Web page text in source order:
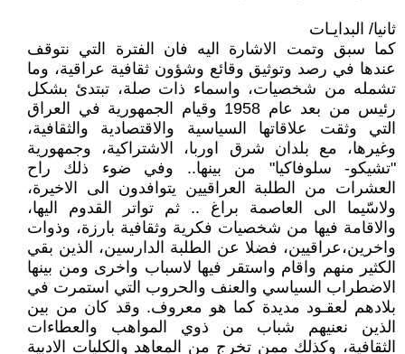
ثانيا/ البدايـات
كما سبق وتمت الاشارة اليه فان الفترة التي نتوقف
عندها في رصد وتوثيق وقائع وشؤون ثقافية عراقية، وما
تشمله من شخصيات، واسماء ذات صلة، تبتدئ بشكل
رئيس من بعد عام 1958 وقيام الجمهورية في العراق
التي وثقت علاقاتها السياسية والاقتصادية والثقافية،
وغيرها، مع بلدان شرق اوربا، الاشتراكية، وجمهورية
"تشيكو- سلوفاكيا" من بينها.. وفي ضوء ذلك راح
العشرات من الطلبة العراقيين يتوافدون الى الاخيرة،
ولاسّيما الى العاصمة براغ .. ثم تواتر القدوم اليها،
والاقامة فيها من شخصيات فكرية وثقافية بارزة، وذوات
واخرين،عراقيين، فضلا عن الطلبة الدارسين، الذين بقي
الكثير منهم واقام واستقر فيها لاسباب واخرى ومن بينها
الاضطراب السياسي والعنف والحروب التي استمرت في
بلادهم لعقـود مديدة كما هو معروف. وقد كان من بين
الذين نعنيهم شباب من ذوي المواهب والعطاءات
الثقافية، وكذلك ممن تخرج من المعاهد والكليات الادبية